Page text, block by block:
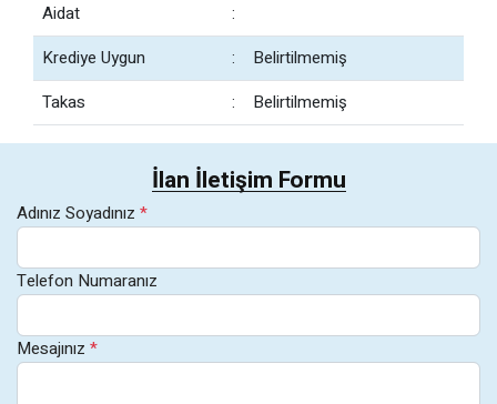
Aidat
:
Krediye Uygun
:
Belirtilmemiş
Takas
: Belirtilmemiş
İlan İletişim Formu
Adınız Soyadınız *
Telefon Numaranız
Mesajınız *